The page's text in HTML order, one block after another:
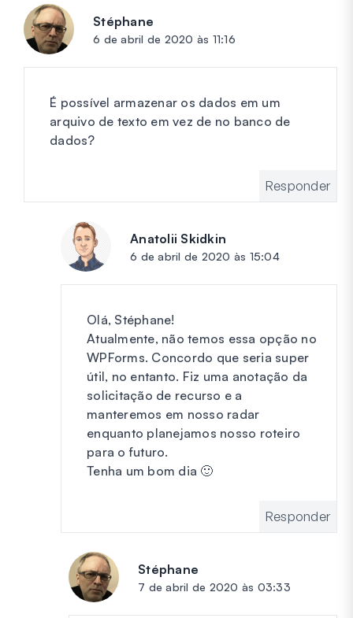
Stéphane
6 de abril de 2020 às 11:16
É possível armazenar os dados em um
arquivo de texto em vez de no banco de
dados?
Responder
Anatolii Skidkin
6 de abril de 2020 às 15:04
Olá, Stéphane!
Atualmente, não temos essa opção no
WPForms. Concordo que seria super
útil, no entanto. Fiz uma anotação da
solicitação de recurso e a
manteremos em nosso radar
enquanto planejamos nosso roteiro
para o futuro.
Tenha um bom dia 🙂
Responder
Stéphane
7 de abril de 2020 às 03:33